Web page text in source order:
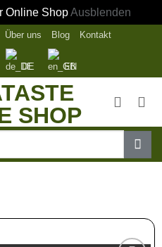
Online ShopAusblenden
Über uns Blog Kontakt
DE EN